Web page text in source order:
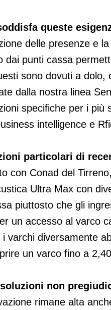
queste
delle presenze e
dai punti cassa
sono dovuti a
dalla nostra linea
specifiche per i
intelligence e
particolari di
con Conad del
Ultra Max con
piuttosto che gli
un accesso al varco
i varchi diversamente
un varco fino a
non
rimane alta